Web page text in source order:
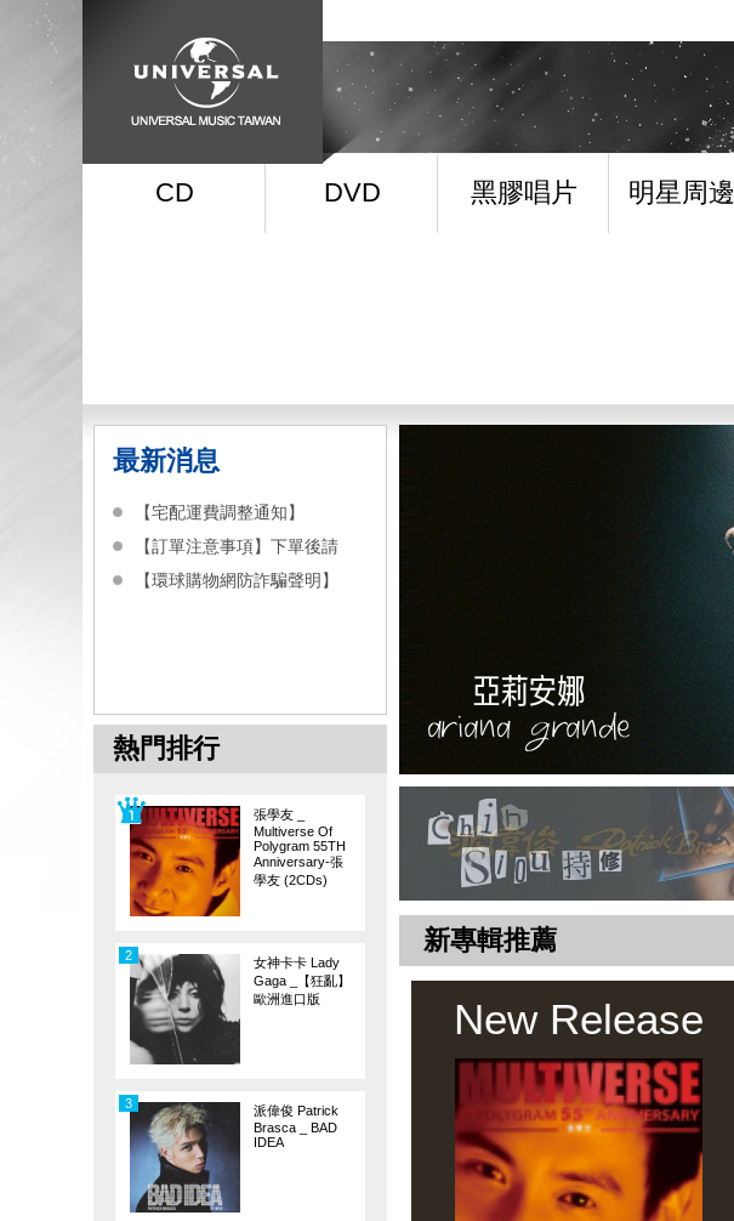
CD DVD 黑膠唱片 明星周邊
最新消息
【宅配運費調整通知】
【訂單注意事項】下單後請
【環球購物網防詐騙聲明】
熱門排行
張學友 _
Multiverse Of
Polygram 55TH
Anniversary-張
學友 (2CDs)
女神卡卡 Lady
Gaga _【狂亂】
歐洲進口版
2
派偉俊 Patrick
Brasca _ BAD
IDEA
3
新專輯推薦
New Release